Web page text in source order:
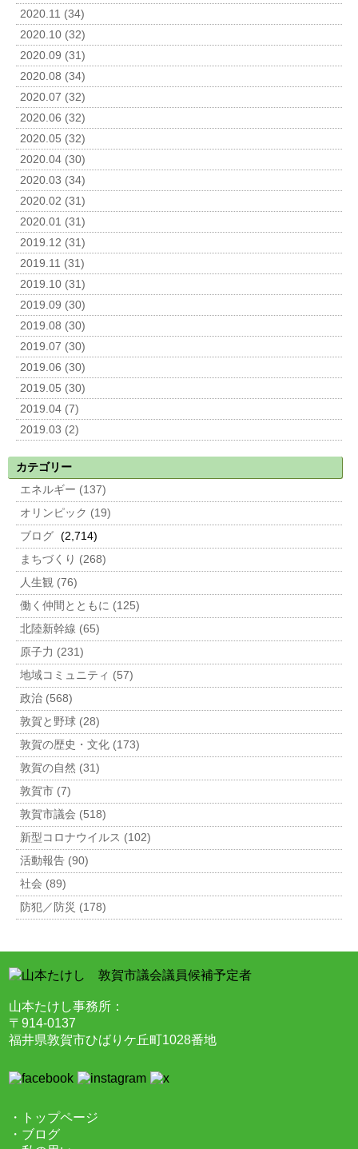
2020.11 (34)
2020.10 (32)
2020.09 (31)
2020.08 (34)
2020.07 (32)
2020.06 (32)
2020.05 (32)
2020.04 (30)
2020.03 (34)
2020.02 (31)
2020.01 (31)
2019.12 (31)
2019.11 (31)
2019.10 (31)
2019.09 (30)
2019.08 (30)
2019.07 (30)
2019.06 (30)
2019.05 (30)
2019.04 (7)
2019.03 (2)
カテゴリー
エネルギー (137)
オリンピック (19)
ブログ (2,714)
まちづくり (268)
人生観 (76)
働く仲間とともに (125)
北陸新幹線 (65)
原子力 (231)
地域コミュニティ (57)
政治 (568)
敦賀と野球 (28)
敦賀の歴史・文化 (173)
敦賀の自然 (31)
敦賀市 (7)
敦賀市議会 (518)
新型コロナウイルス (102)
活動報告 (90)
社会 (89)
防犯／防災 (178)
山本たけし事務所：
〒914-0137
福井県敦賀市ひばりケ丘町1028番地
・トップページ
・ブログ